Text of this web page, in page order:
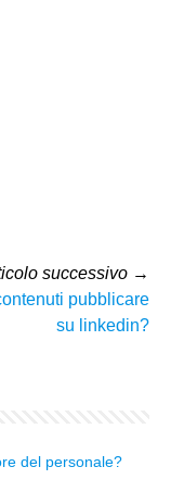
successivo →
pubblicare
su linkedin?
del personale?